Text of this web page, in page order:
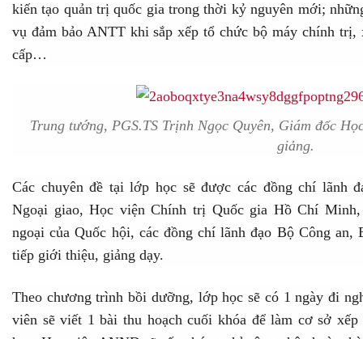
kiến tạo quản trị quốc gia trong thời kỷ nguyên mới;
vụ đảm bảo ANTT khi sắp xếp tổ chức bộ máy chính
cấp…
Trung tướng, PGS.TS Trịnh Ngọc Quyên, Giám đốc
giảng.
Các chuyên đề tại lớp học sẽ được các đồng chí lãnh
Ngoại giao, Học viện Chính trị Quốc gia Hồ Chí
ngoại của Quốc hội, các đồng chí lãnh đạo Bộ Công
tiếp giới thiệu, giảng dạy.
Theo chương trình bồi dưỡng, lớp học sẽ có 1 ngày đi
viên sẽ viết 1 bài thu hoạch cuối khóa để làm cơ sở